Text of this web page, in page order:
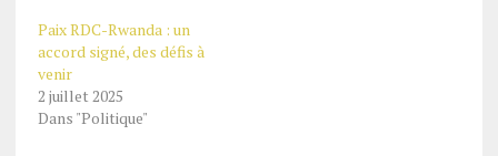
Paix RDC-Rwanda : un
accord signé, des défis à
venir
2 juillet 2025
Dans "Politique"